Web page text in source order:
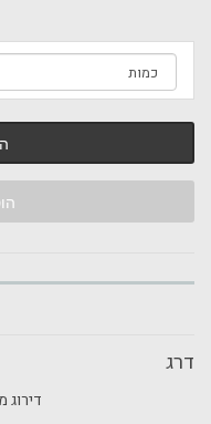
דרג
דירוג